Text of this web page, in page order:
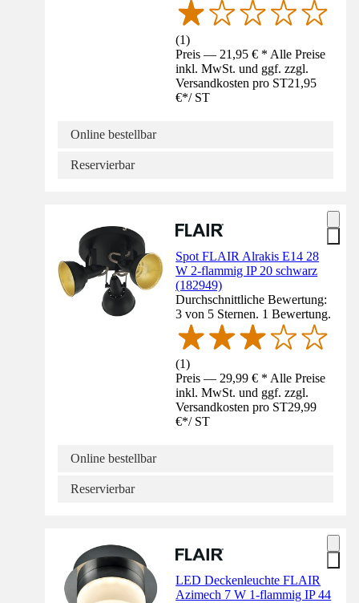
(1)
Preis — 21,95 € * Alle Preise
inkl. MwSt. und ggf. zzgl.
Versandkosten pro ST21,95
€*/ ST
Online bestellbar
Reservierbar
Spot FLAIR Alrakis E14 28
W 2-flammig IP 20 schwarz
(182949)
Durchschnittliche Bewertung:
3 von 5 Sternen. 1 Bewertung.
(1)
Preis — 29,99 € * Alle Preise
inkl. MwSt. und ggf. zzgl.
Versandkosten pro ST29,99
€*/ ST
Online bestellbar
Reservierbar
LED Deckenleuchte FLAIR
Azimech 7 W 1-flammig IP 44